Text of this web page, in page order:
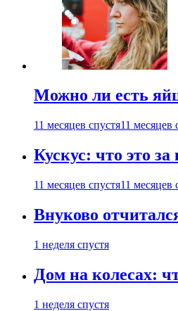
Можно ли есть
11 месяцев спустя11 месяцев
Кускус: что это
11 месяцев спустя11 месяцев
Внуково
1 неделя спустя
Дом на колесах:
1 неделя спустя